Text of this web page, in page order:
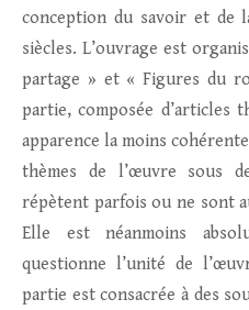
conception du savoir et de
siècles. L’ouvrage est
partage » et « Figures du
partie, composée d’articles
apparence la moins
thèmes de l’œuvre sous
répètent parfois ou ne sont
Elle est néanmoins
questionne l’unité de
partie est consacrée à des